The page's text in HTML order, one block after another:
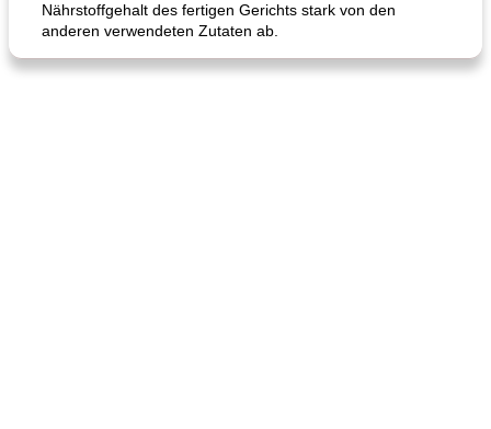
Hühnchen, Süßkartoffelsuppe
Nährstoffgehalt des fertigen Gerichts stark von den
anderen verwendeten Zutaten ab.